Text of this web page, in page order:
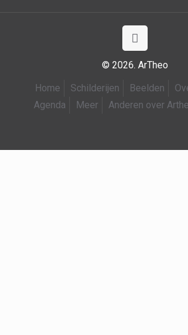
© 2026. ArTheo
Home
Schilderijen Beelden
Agenda
Meer Anderen over